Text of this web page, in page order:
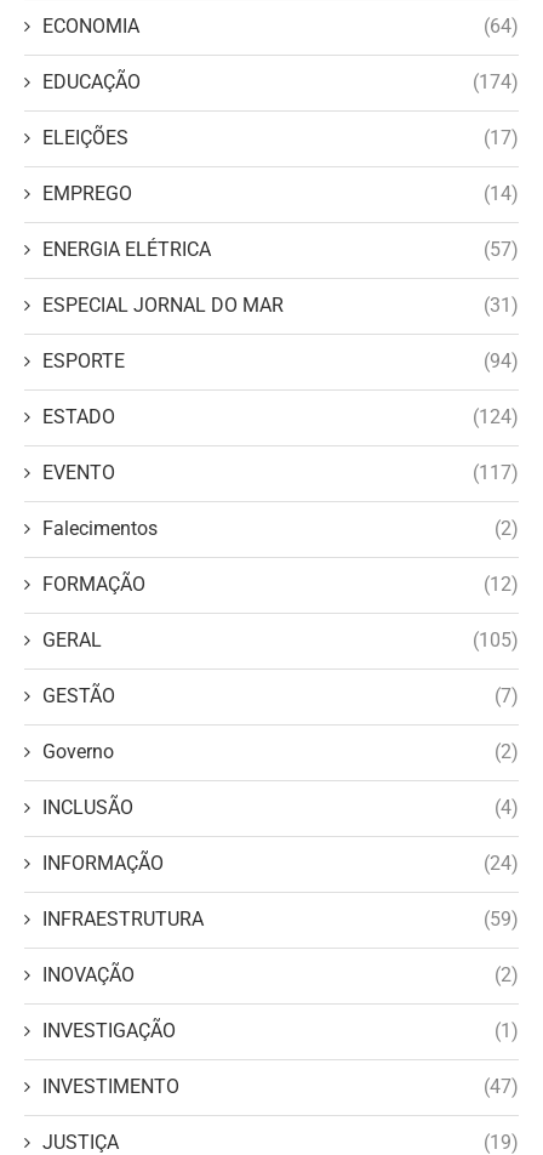
ECONOMIA (64)
EDUCAÇÃO (174)
ELEIÇÕES (17)
EMPREGO (14)
ENERGIA ELÉTRICA (57)
ESPECIAL JORNAL DO MAR (31)
ESPORTE (94)
ESTADO (124)
EVENTO (117)
Falecimentos (2)
FORMAÇÃO (12)
GERAL (105)
GESTÃO (7)
Governo (2)
INCLUSÃO (4)
INFORMAÇÃO (24)
INFRAESTRUTURA (59)
INOVAÇÃO (2)
INVESTIGAÇÃO (1)
INVESTIMENTO (47)
JUSTIÇA (19)